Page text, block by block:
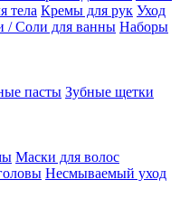
тела Кремы для рук Уход
/ Соли для ванны Наборы
пасты Зубные щетки
Маски для волос
Несмываемый уход